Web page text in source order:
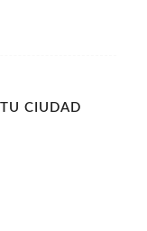
CIUDAD